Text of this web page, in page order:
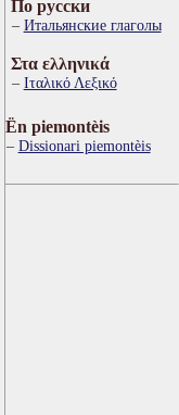
По русски
Итальянские глаголы
Στα ελληνικά
Ιταλικό Λεξικό
Ën piemontèis
Dissionari piemontèis